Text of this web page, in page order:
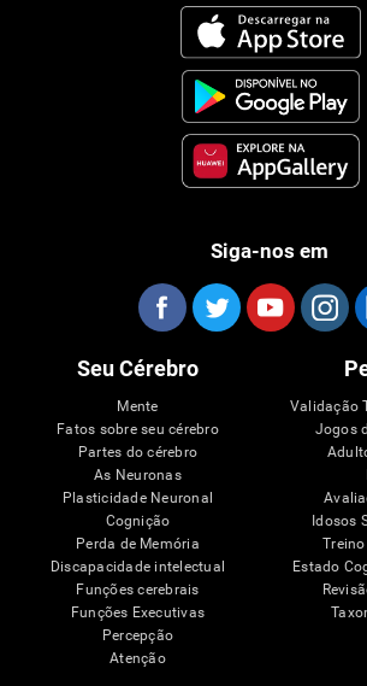
Siga-nos em
Seu Cérebro
Mente
Fatos sobre seu cérebro
Partes do cérebro
As Neuronas
Plasticidade Neuronal
Cognição
Perda de Memória
Discapacidade intelectual
Funções cerebrais
Funções Executivas
Percepção
Atenção
Validação
Jogos
Idosos
Estado